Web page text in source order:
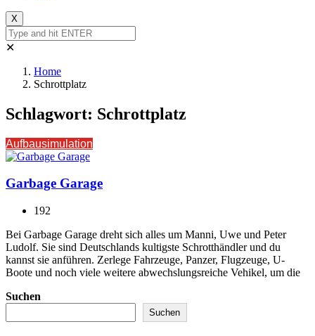
X
✕
Home
Schrottplatz
Schlagwort: Schrottplatz
Aufbausimulation
Garbage Garage
192
Bei Garbage Garage dreht sich alles um Manni, Uwe und Peter
Ludolf. Sie sind Deutschlands kultigste Schrotthändler und du
kannst sie anführen. Zerlege Fahrzeuge, Panzer, Flugzeuge, U-
Boote und noch viele weitere abwechslungsreiche Vehikel, um die
Suchen
Suchen